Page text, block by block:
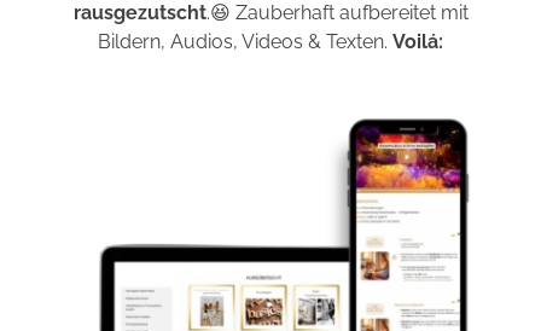
rausgezutscht.😆 Zauberhaft aufbereitet mit
Bildern, Audios, Videos & Texten. Voilá: